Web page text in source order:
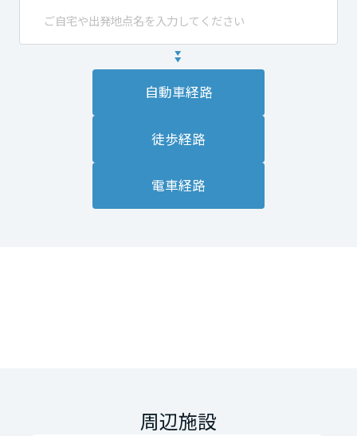
自動車経路
徒歩経路
電車経路
周辺施設